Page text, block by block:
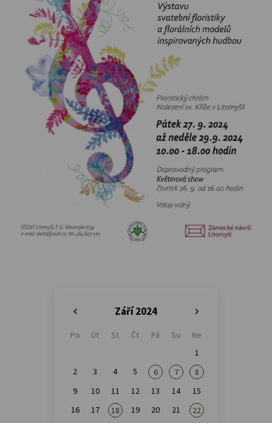
Září 2024
Po Út St Čt Pá So
Ne
1
2
3 4 5 6 7
8
9
10 11 12 13 14
15
16
17 18 19 20 21
22